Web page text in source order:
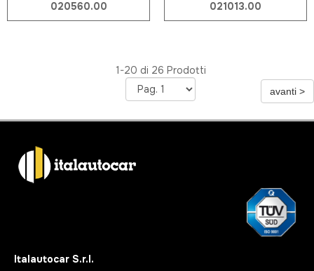
020560.00 021013.00
1-20 di 26 Prodotti
Italautocar S.r.l.